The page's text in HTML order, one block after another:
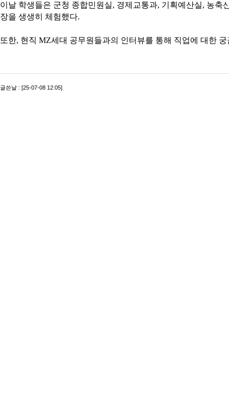
이날 학생들은 군청 종합민원실, 경제교통과, 기획예산실, 농
장을 생생히 체험했다.
또한, 현직 MZ세대 공무원들과의 인터뷰를 통해 직업에 대한
글쓴날 : [25-07-08 12:05]